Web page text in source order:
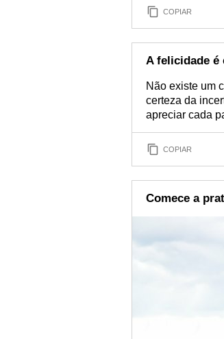
COPIAR
A felicidade é
Não existe um
certeza da
apreciar cada
COPIAR
Comece a